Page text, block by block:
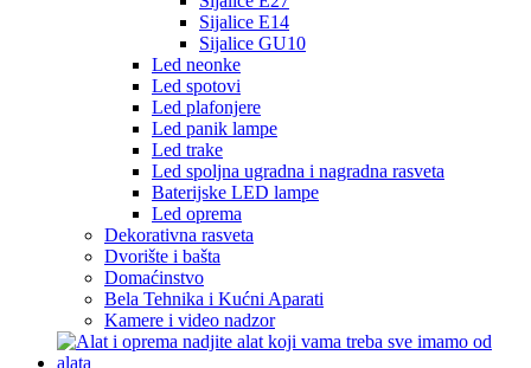
Sijalice E14
Sijalice GU10
Led neonke
Led spotovi
Led plafonjere
Led panik lampe
Led trake
Led spoljna ugradna i nagradna rasveta
Baterijske LED lampe
Led oprema
Dekorativna rasveta
Dvorište i bašta
Domaćinstvo
Bela Tehnika i Kućni Aparati
Kamere i video nadzor